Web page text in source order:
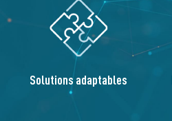
Solutions adaptables